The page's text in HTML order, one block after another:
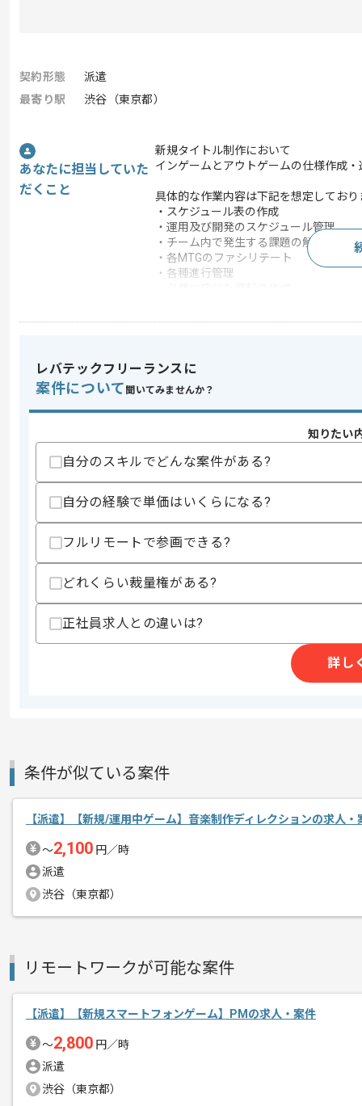
契約形態
派遣
最寄り駅
渋谷（東京都）
あなたに担当していた
だくこと
新規タイトル制作において
インゲームとアウトゲームの仕様作成
具体的な作業内容は下記を想定しており
・スケジュール表の作成
・運用及び開発のスケジュール管理
・チーム内で発生する課題の解決案提
・各MTGのファシリテート
・各種進行管理
この案件で扱う技術
開発ツール
業務内容
新規開発
特徴
20代活躍中 , 30代活躍
スキル
求めるスキル
・社内外の関係者との調整経験
・スマホRPG、または、コンシューマ
歓迎スキル
・Unityの使用経験
・Github, SVNなどバージョン管理ツー
メント
超有名タイトルを手がけたエンジニア
レバテックフリーランスに
案件について 聞いてみませんか？
知りたい
自分のスキルでどんな案件がある?
自分の経験で単価はいくらになる?
フルリモートで参画できる?
どれくらい裁量権がある?
正社員求人との違いは?
詳し
条件が似ている案件
【派遣】【新規/運用中ゲーム】音楽制作ディレクションの求人・
〜2,100 円／時
派遣
渋谷（東京都）
リモートワークが可能な案件
【派遣】【新規スマートフォンゲーム】PMの求人・案件
〜2,800 円／時
派遣
渋谷（東京都）